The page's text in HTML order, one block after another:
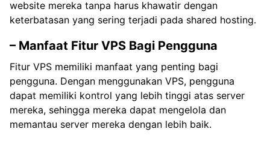
website mereka tanpa harus khawatir dengan
keterbatasan yang sering terjadi pada shared hosting.
– Manfaat Fitur VPS Bagi Pengguna
Fitur VPS memiliki manfaat yang penting bagi
pengguna. Dengan menggunakan VPS, pengguna
dapat memiliki kontrol yang lebih tinggi atas server
mereka, sehingga mereka dapat mengelola dan
memantau server mereka dengan lebih baik.